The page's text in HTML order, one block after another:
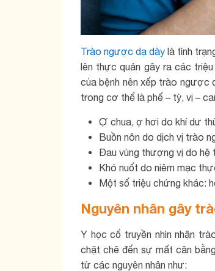
Trào ngược dạ dày là tình
lên thực quản gây ra các
của bệnh nên xếp trào ngược
trong cơ thể là phế – tỳ, vị –
Ợ chua, ợ hơi do khí dư
Buồn nôn do dịch vị trào
Đau vùng thượng vị do hệ
Khó nuốt do niêm mạc
Một số triệu chứng khác:
Nguyên nhân gây
Y học cổ truyền nhìn nhận
chặt chẽ đến sự mất cân
từ các nguyên nhân như: